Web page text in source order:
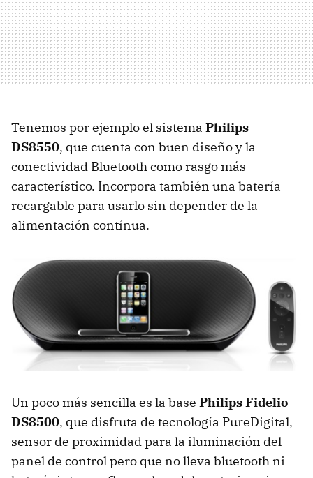
Tenemos por ejemplo el sistema Philips
DS8550, que cuenta con buen diseño y la
conectividad Bluetooth como rasgo más
característico. Incorpora también una batería
recargable para usarlo sin depender de la
alimentación contínua.
Un poco más sencilla es la base Philips Fidelio
DS8500, que disfruta de tecnología PureDigital,
sensor de proximidad para la iluminación del
panel de control pero que no lleva bluetooth ni